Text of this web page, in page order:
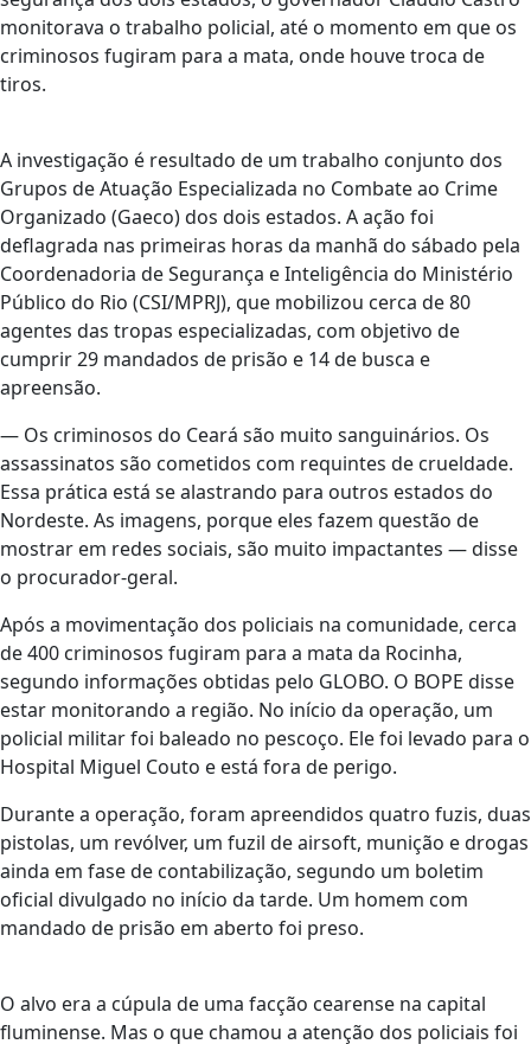
monitorava o trabalho policial, até o momento em que os
criminosos fugiram para a mata, onde houve troca de
tiros.
A investigação é resultado de um trabalho conjunto dos
Grupos de Atuação Especializada no Combate ao Crime
Organizado (Gaeco) dos dois estados. A ação foi
deflagrada nas primeiras horas da manhã do sábado pela
Coordenadoria de Segurança e Inteligência do Ministério
Público do Rio (CSI/MPRJ), que mobilizou cerca de 80
agentes das tropas especializadas, com objetivo de
cumprir 29 mandados de prisão e 14 de busca e
apreensão.
— Os criminosos do Ceará são muito sanguinários. Os
assassinatos são cometidos com requintes de crueldade.
Essa prática está se alastrando para outros estados do
Nordeste. As imagens, porque eles fazem questão de
mostrar em redes sociais, são muito impactantes — disse
o procurador-geral.
Após a movimentação dos policiais na comunidade, cerca
de 400 criminosos fugiram para a mata da Rocinha,
segundo informações obtidas pelo GLOBO. O BOPE disse
estar monitorando a região. No início da operação, um
policial militar foi baleado no pescoço. Ele foi levado para o
Hospital Miguel Couto e está fora de perigo.
Durante a operação, foram apreendidos quatro fuzis, duas
pistolas, um revólver, um fuzil de airsoft, munição e drogas
ainda em fase de contabilização, segundo um boletim
oficial divulgado no início da tarde. Um homem com
mandado de prisão em aberto foi preso.
O alvo era a cúpula de uma facção cearense na capital
fluminense. Mas o que chamou a atenção dos policiais foi